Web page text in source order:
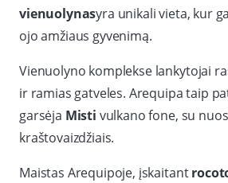
vienuolynasyra unikali vieta, kur
ojo amžiaus gyvenimą.
Vienuolyno komplekse lankytojai
ir ramias gatveles. Arequipa taip
garsėja Misti vulkano fone, su
kraštovaizdžiais.
Maistas Arequipoje, įskaitant